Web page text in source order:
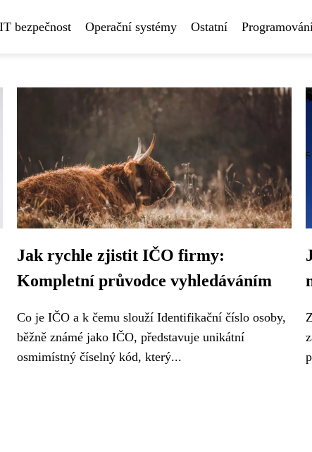
IT bezpečnost Operační systémy Ostatní
Jak rychle zjistit IČO firmy:
Kompletní průvodce vyhledáváním
Co je IČO a k čemu slouží Identifikační číslo osoby,
běžně známé jako IČO, představuje unikátní
osmimístný číselný kód, který...